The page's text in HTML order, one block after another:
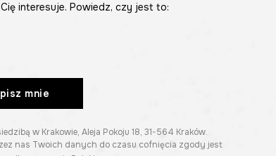
interesuje. Powiedz, czy jest to:
mnie
w Krakowie, Aleja Pokoju 18, 31-564 Kraków.
nas Twoich danych do czasu cofnięcia zgody jest